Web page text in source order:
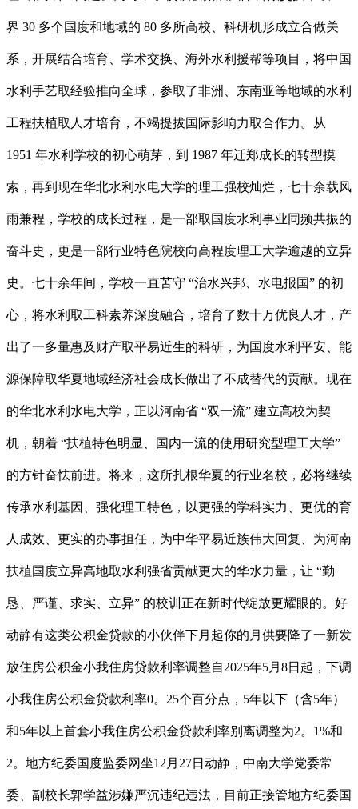
界 30 多个国度和地域的 80 多所高校、科研机形成立合做关
系，开展结合培育、学术交换、海外水利援帮等项目，将中国
水利手艺取经验推向全球，参取了非洲、东南亚等地域的水利
工程扶植取人才培育，不竭提拔国际影响力取合作力。从
1951 年水利学校的初心萌芽，到 1987 年迁郑成长的转型摸
索，再到现在华北水利水电大学的理工强校灿烂，七十余载风
雨兼程，学校的成长过程，是一部取国度水利事业同频共振的
奋斗史，更是一部行业特色院校向高程度理工大学逾越的立异
史。七十余年间，学校一直苦守 “治水兴邦、水电报国” 的初
心，将水利取工科素养深度融合，培育了数十万优良人才，产
出了一多量惠及财产取平易近生的科研，为国度水利平安、能
源保障取华夏地域经济社会成长做出了不成替代的贡献。现在
的华北水利水电大学，正以河南省 “双一流” 建立高校为契
机，朝着 “扶植特色明显、国内一流的使用研究型理工大学”
的方针奋怯前进。将来，这所扎根华夏的行业名校，必将继续
传承水利基因、强化理工特色，以更强的学科实力、更优的育
人成效、更实的办事担任，为中华平易近族伟大回复、为河南
扶植国度立异高地取水利强省贡献更大的华水力量，让 “勤
恳、严谨、求实、立异” 的校训正在新时代绽放更耀眼的。好
动静有这类公积金贷款的小伙伴下月起你的月供要降了一新发
放住房公积金小我住房贷款利率调整自2025年5月8日起，下调
小我住房公积金贷款利率0。25个百分点，5年以下（含5年）
和5年以上首套小我住房公积金贷款利率别离调整为2。1%和
2。地方纪委国度监委网坐12月27日动静，中南大学党委常
委、副校长郭学益涉嫌严沉违纪违法，目前正接管地方纪委国